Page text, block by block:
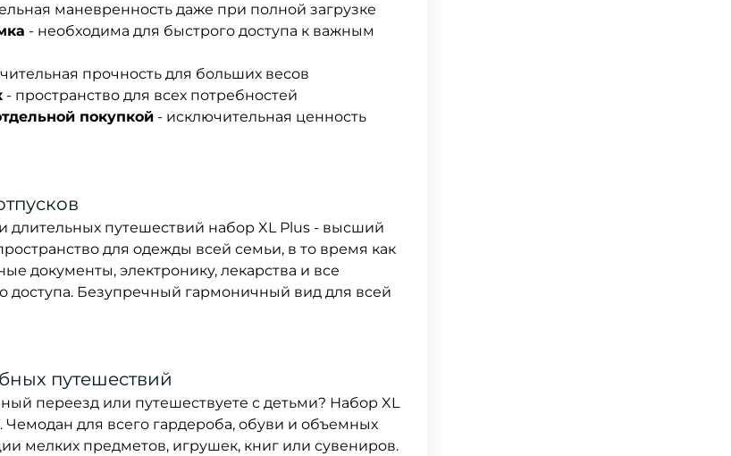
маневренность даже при полной загрузке
- необходима для быстрого доступа к важным
прочность для больших весов
- пространство для всех потребностей
покупкой - исключительная ценность
путешествий набор XL Plus - высший
для одежды всей семьи, в то время как
документы, электронику, лекарства и все
Безупречный гармоничный вид для всей
путешествий
переезд или путешествуете с детьми? Набор XL
для всего гардероба, обуви и объемных
мелких предметов, игрушек, книг или сувениров.